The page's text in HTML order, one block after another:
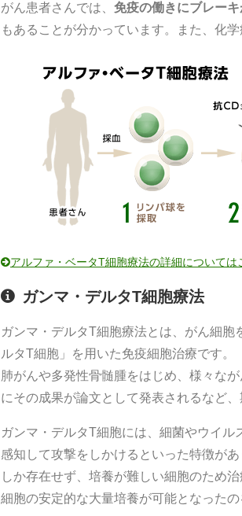
がん患者さんでは、 免疫の働きにブレー
もあることが分かっています。また、化
アルファ・ベータT細胞療法の詳細については
ガンマ・デルタT細胞療法
ガンマ・デルタT細胞療法とは、がん細
ルタT細胞」を用いた免疫細胞治療です。
肺がんや多発性骨髄腫をはじめ、様々な
にその成果が論文として発表されるなど
ガンマ・デルタT細胞には、細菌やウイル
感知して攻撃をしかけるといった特徴が
しか存在せず、培養が難しい細胞のため
細胞の安定的な大量培養が可能となった